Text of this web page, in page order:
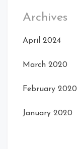
Archives
April 2024
March 2020
February 2020
January 2020